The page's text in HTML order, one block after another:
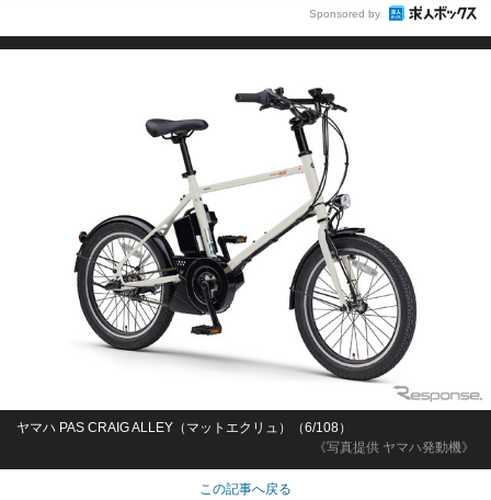
Sponsored by
《写真提供 ヤマハ発動機》
ヤマハ PAS CRAIG ALLEY（マットエクリュ）（6/108）
この記事へ戻る